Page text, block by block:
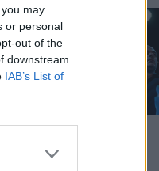
may
or personal
out of the
downstream
IAB’s List of